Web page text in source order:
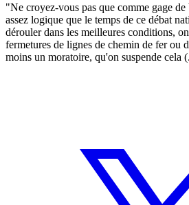
"Ne croyez-vous pas que comme gage
assez logique que le temps de ce débat
dérouler dans les meilleures conditions,
fermetures de lignes de chemin de fer ou
moins un moratoire, qu'on suspende cela